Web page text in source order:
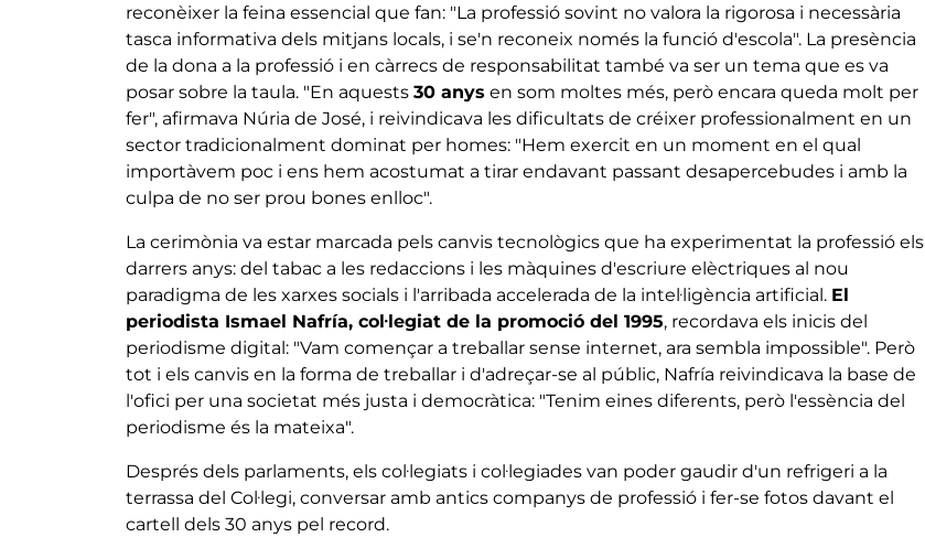
reconèixer la feina essencial que fan: "La professió sovint no valora la rigorosa i necessària
tasca informativa dels mitjans locals, i se'n reconeix només la funció d'escola". La presència
de la dona a la professió i en càrrecs de responsabilitat també va ser un tema que es va
posar sobre la taula. "En aquests 30 anys en som moltes més, però encara queda molt per
fer", afirmava Núria de José, i reivindicava les dificultats de créixer professionalment en un
sector tradicionalment dominat per homes: "Hem exercit en un moment en el qual
importàvem poc i ens hem acostumat a tirar endavant passant desapercebudes i amb la
culpa de no ser prou bones enlloc".
La cerimònia va estar marcada pels canvis tecnològics que ha experimentat la professió els
darrers anys: del tabac a les redaccions i les màquines d'escriure elèctriques al nou
paradigma de les xarxes socials i l'arribada accelerada de la intel·ligència artificial. El
periodista Ismael Nafría, col·legiat de la promoció del 1995, recordava els inicis del
periodisme digital: "Vam començar a treballar sense internet, ara sembla impossible". Però
tot i els canvis en la forma de treballar i d'adreçar-se al públic, Nafría reivindicava la base de
l'ofici per una societat més justa i democràtica: "Tenim eines diferents, però l'essència del
periodisme és la mateixa".
Després dels parlaments, els col·legiats i col·legiades van poder gaudir d'un refrigeri a la
terrassa del Col·legi, conversar amb antics companys de professió i fer-se fotos davant el
cartell dels 30 anys pel record.